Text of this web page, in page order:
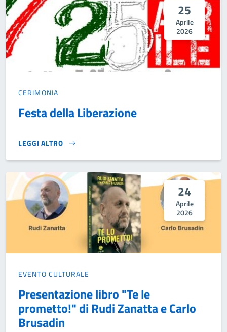
25
Aprile
2026
CERIMONIA
Festa della Liberazione
LEGGI ALTRO
FESTA DELLA LIBERAZIONE}
24
Aprile
2026
EVENTO CULTURALE
Presentazione libro "Te le
prometto!" di Rudi Zanatta e Carlo
Brusadin